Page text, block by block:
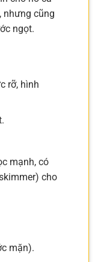
nhưng cũng
ngọt.
rỡ, hình
mạnh, có
cho
mặn).